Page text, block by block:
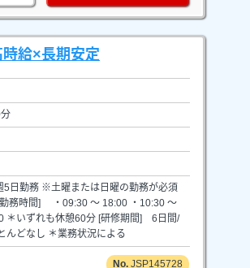
給×長期安定
勤務 ※土曜または日曜の勤務が必須
務時間] ・09:30 ～ 18:00 ・10:30 ～
＊いずれも休憩60分 [研修期間] 6日間/
どなし ＊業務状況による
JSP145728